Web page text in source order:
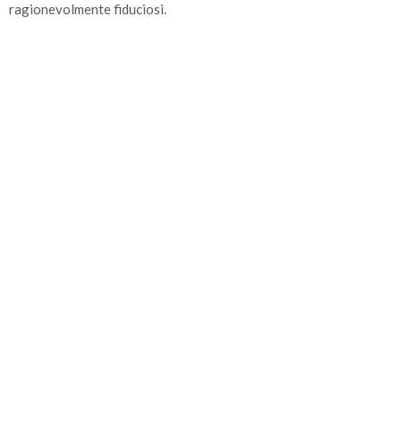
ragionevolmente fiduciosi.